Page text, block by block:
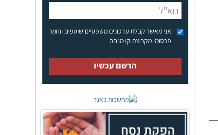
אני מאשר קבלת עדכונים משפטיים שוטפים וחומר
פרסומי מקבוצת קו מנחה
הרשם עכשיו